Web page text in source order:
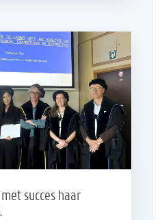
succes haar